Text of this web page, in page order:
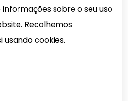
sobre o seu uso
Recolhemos
usando cookies.